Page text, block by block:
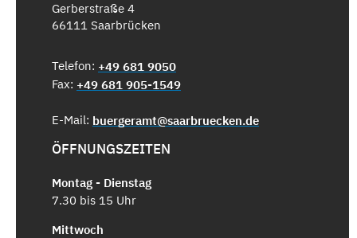
Gerberstraße 4
66111 Saarbrücken
Telefon: +49 681 9050
Fax: +49 681 905-1549
E-Mail: buergeramt@saarbruecken.de
ÖFFNUNGSZEITEN
Montag - Dienstag
7.30 bis 15 Uhr
Mittwoch